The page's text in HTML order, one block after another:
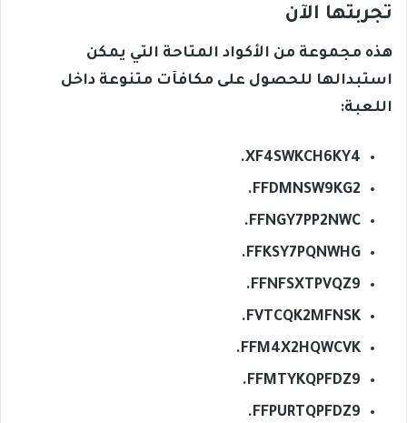
تجربتها الآن
هذه مجموعة من الأكواد المتاحة التي يمكن
استبدالها للحصول على مكافآت متنوعة داخل
اللعبة:
XF4SWKCH6KY4.
FFDMNSW9KG2.
FFNGY7PP2NWC.
FFKSY7PQNWHG.
FFNFSXTPVQZ9.
FVTCQK2MFNSK.
FFM4X2HQWCVK.
FFMTYKQPFDZ9.
FFPURTQPFDZ9.